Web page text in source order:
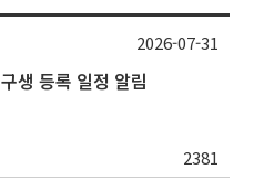
생 등록 일정 알림
2381
2026-07-31